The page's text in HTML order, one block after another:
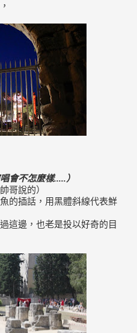
會不怎麼樣.....）
哥說的）
的插話，用黑體斜線代表鮮
這邊，也老是投以好奇的目